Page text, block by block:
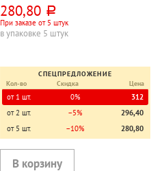
280,80 руб.
При заказе от 5 штук
в упаковке 5 штук
СПЕЦПРЕДЛОЖЕНИЕ
Кол-во
Скидка Цена
от 1 шт. 0%
312
от 2 шт.
−5%
296,40
от 5 шт.
−10% 280,80